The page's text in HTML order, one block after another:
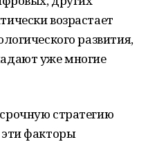
возрастает
развития,
уже многие
стратегию
факторы